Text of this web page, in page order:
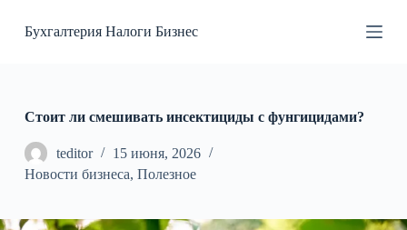
и
Бухгалтерия Налоги Бизнес
Стоит ли смешивать инсектициды с фунгицидами?
teditor
15 июня, 2026
Новости бизнеса, Полезное